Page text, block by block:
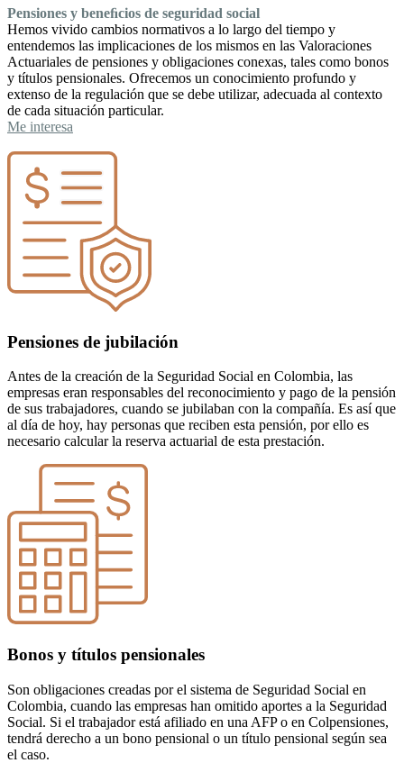
Pensiones y beneﬁcios de seguridad social
Hemos vivido cambios normativos a lo largo del tiempo y
entendemos las implicaciones de los mismos en las Valoraciones
Actuariales de pensiones y obligaciones conexas, tales como bonos
y títulos pensionales. Ofrecemos un conocimiento profundo y
extenso de la regulación que se debe utilizar, adecuada al contexto
de cada situación particular.
Me interesa
Pensiones de jubilación
Antes de la creación de la Seguridad Social en Colombia, las
empresas eran responsables del reconocimiento y pago de la pensión
de sus trabajadores, cuando se jubilaban con la compañía. Es así que
al día de hoy, hay personas que reciben esta pensión, por ello es
necesario calcular la reserva actuarial de esta prestación.
Bonos y títulos pensionales
Son obligaciones creadas por el sistema de Seguridad Social en
Colombia, cuando las empresas han omitido aportes a la Seguridad
Social. Si el trabajador está afiliado en una AFP o en Colpensiones,
tendrá derecho a un bono pensional o un título pensional según sea
el caso.